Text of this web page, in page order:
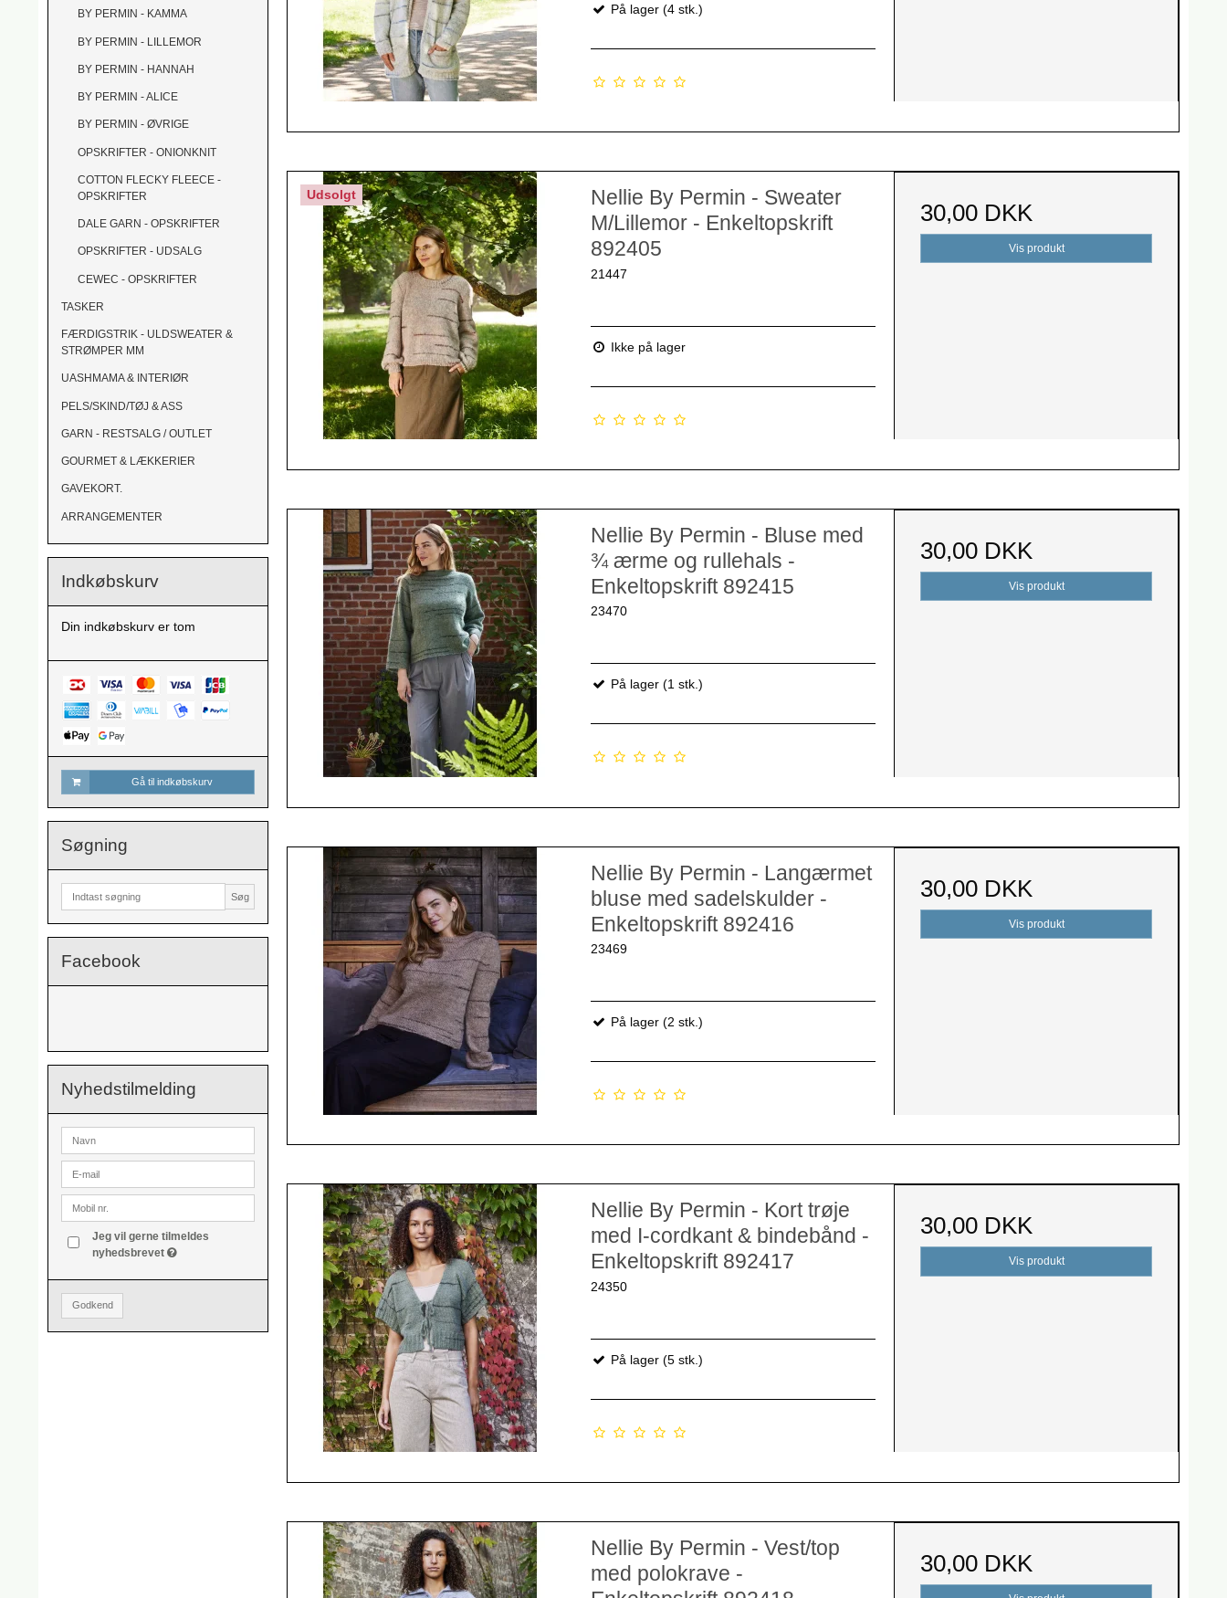
BY PERMIN - KAMMA
BY PERMIN - LILLEMOR
BY PERMIN - HANNAH
BY PERMIN - ALICE
BY PERMIN - ØVRIGE
OPSKRIFTER - ONIONKNIT
COTTON FLECKY FLEECE -
OPSKRIFTER
DALE GARN - OPSKRIFTER
OPSKRIFTER - UDSALG
CEWEC - OPSKRIFTER
TASKER
FÆRDIGSTRIK - ULDSWEATER &
STRØMPER MM
UASHMAMA & INTERIØR
PELS/SKIND/TØJ & ASS
GARN - RESTSALG / OUTLET
GOURMET & LÆKKERIER
GAVEKORT.
ARRANGEMENTER
Indkøbskurv
Din indkøbskurv er tom
Gå til indkøbskurv
Søgning
Søg
Facebook
Nyhedstilmelding
Jeg vil gerne tilmeldes
nyhedsbrevet
Godkend
På lager (4 stk.)
Udsolgt
Nellie By Permin - Sweater
M/Lillemor - Enkeltopskrift
892405
21447
Ikke på lager
30,00 DKK
Vis produkt
Nellie By Permin - Bluse med
¾ ærme og rullehals -
Enkeltopskrift 892415
23470
På lager (1 stk.)
30,00 DKK
Vis produkt
Nellie By Permin - Langærmet
bluse med sadelskulder -
Enkeltopskrift 892416
23469
På lager (2 stk.)
30,00 DKK
Vis produkt
Nellie By Permin - Kort trøje
med I-cordkant & bindebånd -
Enkeltopskrift 892417
24350
På lager (5 stk.)
30,00 DKK
Vis produkt
Nellie By Permin - Vest/top
med polokrave -
30,00 DKK